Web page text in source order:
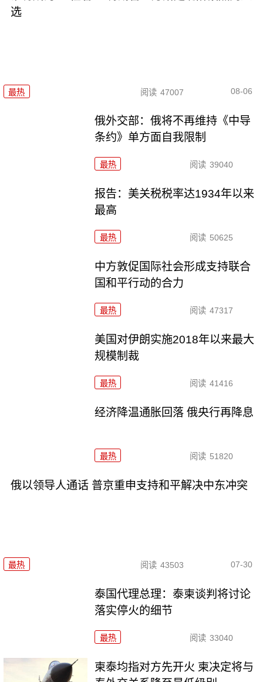
选
最热 阅读 47007 08-06
俄外交部：俄将不再维持《中导
条约》单方面自我限制
最热 阅读 39040
报告：美关税税率达1934年以来
最高
最热 阅读 50625
中方敦促国际社会形成支持联合
国和平行动的合力
最热 阅读 47317
美国对伊朗实施2018年以来最大
规模制裁
最热 阅读 41416
经济降温通胀回落 俄央行再降息
最热 阅读 51820
俄以领导人通话 普京重申支持和平解决中东冲突
最热 阅读 43503 07-30
泰国代理总理：泰柬谈判将讨论
落实停火的细节
最热 阅读 33040
柬泰均指对方先开火 柬决定将与